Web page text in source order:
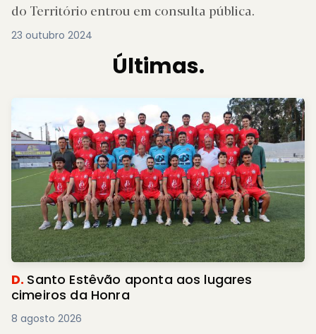
do Território entrou em consulta pública.
23 outubro 2024
Últimas.
D. Santo Estêvão aponta aos lugares
cimeiros da Honra
8 agosto 2026